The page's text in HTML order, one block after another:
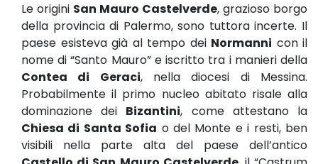
Le origini San Mauro Castelverde, grazioso borgo
della provincia di Palermo, sono tuttora incerte. Il
paese esisteva già al tempo dei Normanni con il
nome di “Santo Mauro” e iscritto tra i manieri della
Contea di Geraci, nella diocesi di Messina.
Probabilmente il primo nucleo abitato risale alla
dominazione dei Bizantini, come attestano la
Chiesa di Santa Sofia o del Monte e i resti, ben
visibili nella parte alta del paese dell’antico